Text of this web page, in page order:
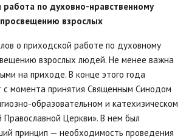
работа по духовно-нравственному
просвещению взрослых
о приходской работе по духовному
взрослых людей. Не менее важна
на приходе. В конце этого года
с момента принятия Священным Синодом
образовательном и катехизическом
Православной Церкви». В нем был
принцип — необходимость проведения